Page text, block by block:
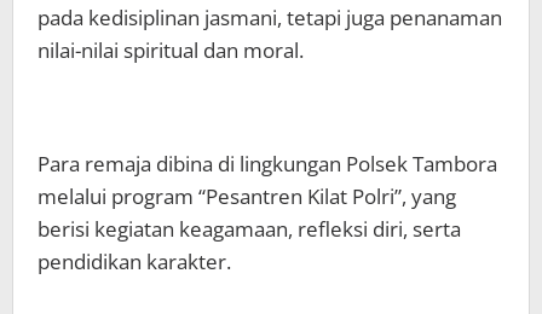
pada kedisiplinan jasmani, tetapi juga penanaman
nilai-nilai spiritual dan moral.
Para remaja dibina di lingkungan Polsek Tambora
melalui program “Pesantren Kilat Polri”, yang
berisi kegiatan keagamaan, refleksi diri, serta
pendidikan karakter.